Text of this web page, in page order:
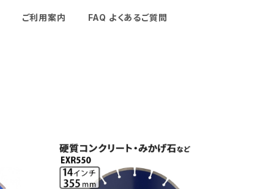
ご利用案内 FAQ よくあるご質問